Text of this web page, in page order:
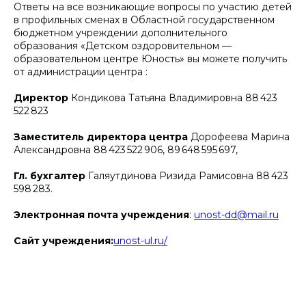
Ответы на все возникающие вопросы по участию детей
в профильных сменах в Областной государственном
бюджетном учреждении дополнительного
образования «Детском оздоровительном —
образовательном центре Юность» вы можете получить
от администрации центра :
Директор Кондикова Татьяна Владимировна 88 423
522 823
Заместитель директора центра Дорофеева Марина
Александровна 88 423 522 906, 89 648 595 697,
Гл. бухгалтер Галяутдинова Ризида Рамисовна 88 423
598 283.
Электронная почта учреждения: unost-dd@mail.ru
Сайт учреждения:unost-ul.ru/